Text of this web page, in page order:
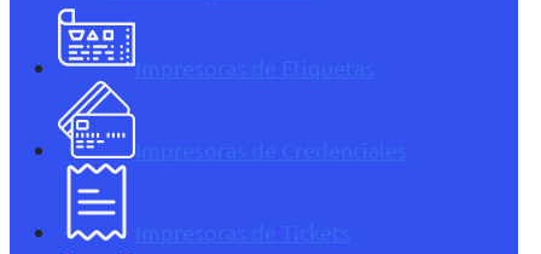
Impresoras de Etiquetas
Impresoras de Credenciales
Impresoras de Tickets